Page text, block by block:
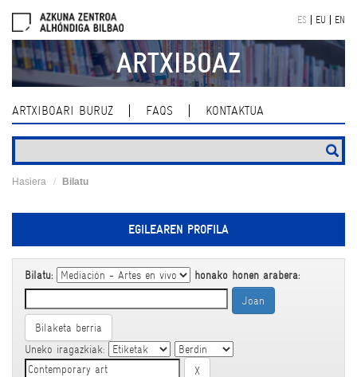
navigation
ES EU EN
ARTXIBOAZ
ARTXIBOARI BURUZ FAQS KONTAKTUA
Hasiera Bilatu
EGILEAREN PROFILA
Bilatu: honako honen arabera:
Bilaketa berria
Uneko iragazkiak: